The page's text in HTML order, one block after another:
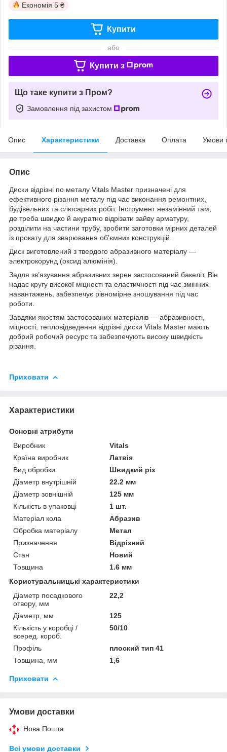
Економія 5 ₴
Купити
або
Купити з
Що таке купити з Пром?
Замовлення під захистом
Опис Характеристики Доставка Оплата Умови
Опис
Диски відрізні по металу Vitals Master призначені для
ефективного різання металу під час виконання ремонтних,
будівельних та слюсарних робіт. Інструмент незамінний там,
де треба швидко й акуратно відрізати зайву арматуру,
розділити на частини трубу, зробити заготовки мірних деталей
із прокату для зварювання об’ємних конструкцій.
Диск виготовлений з твердого абразивного матеріалу —
электрокорунд (оксид алюмінія).
Задля зв’язування абразивних зерен застосований бакеліт. Він
надає кругу високої міцності та еластичності під час змінних
навантажень, забезпечує рівномірне зношування під час
роботи.
Завдяки якостям застосованих матеріалів — абразивності,
міцності, тепловідведення відрізні диски Vitals Master мають
добрий робочий ресурс та забезпечують високу швидкість
різання.
Приховати
Характеристики
Основні атрибути
Виробник
Vitals
Країна виробник
Латвія
Вид обробки
Швидкий різ
Діаметр внутрішній
22.2 мм
Діаметр зовнішній
125 мм
Кількість в упаковці
1 шт.
Матеріал кола
Абразив
Обробка матеріалу
Метал
Призначення
Відрізний
Стан
Новий
Товщина
1.6 мм
Користувальницькі характеристики
Діаметр посадкового
отвору, мм
22,2
Діаметр, мм
125
Кількість у коробці /
всеред. короб.
50/10
Профіль
плоский тип 41
Товщина, мм
1,6
Приховати
Умови доставки
Нова Пошта
Всі умови доставки